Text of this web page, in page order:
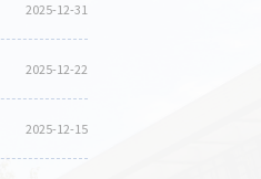
2025-12-31
2025-12-22
2025-12-15